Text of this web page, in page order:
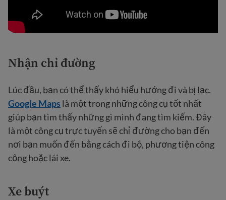
Nhận chỉ đường
Lúc đầu, bạn có thể thấy khó hiểu hướng đi và bị lạc.
Google Maps là một trong những công cụ tốt nhất
giúp bạn tìm thấy những gì mình đang tìm kiếm. Đây
là một công cụ trực tuyến sẽ chỉ đường cho bạn đến
nơi bạn muốn đến bằng cách đi bộ, phương tiện công
cộng hoặc lái xe.
Xe buýt